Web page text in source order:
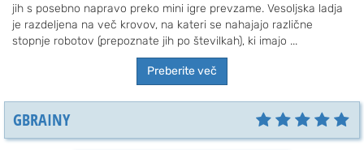
jih s posebno napravo preko mini igre prevzame. Vesoljska ladja
je razdeljena na več krovov, na kateri se nahajajo različne
stopnje robotov (prepoznate jih po številkah), ki imajo ...
Preberite več
GBRAINY